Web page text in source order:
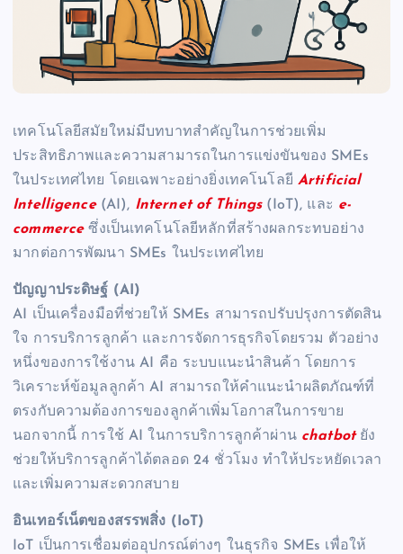
เทคโนโลยีสมัยใหม่มีบทบาทสำคัญในการช่วยเพิ่ม
ประสิทธิภาพและความสามารถในการแข่งขันของ SMEs
ในประเทศไทย โดยเฉพาะอย่างยิ่งเทคโนโลยีArtificial
Intelligence(AI), Internet of Things(IoT), และ e-
commerceซึ่งเป็นเทคโนโลยีหลักที่สร้างผลกระทบอย่าง
มากต่อการพัฒนา SMEs ในประเทศไทย
ปัญญาประดิษฐ์ (AI)
AI เป็นเครื่องมือที่ช่วยให้ SMEs สามารถปรับปรุงการตัดสิน
ใจ การบริการลูกค้า และการจัดการธุรกิจโดยรวม ตัวอย่าง
หนึ่งของการใช้งาน AI คือ ระบบแนะนำสินค้า โดยการ
วิเคราะห์ข้อมูลลูกค้า AI สามารถให้คำแนะนำผลิตภัณฑ์ที่
ตรงกับความต้องการของลูกค้าเพิ่มโอกาสในการขาย
นอกจากนี้ การใช้ AI ในการบริการลูกค้าผ่าน chatbotยัง
ช่วยให้บริการลูกค้าได้ตลอด 24 ชั่วโมง ทำให้ประหยัดเวลา
และเพิ่มความสะดวกสบาย
อินเทอร์เน็ตของสรรพสิ่ง (IoT)
IoT เป็นการเชื่อมต่ออุปกรณ์ต่างๆ ในธุรกิจ SMEs เพื่อให้